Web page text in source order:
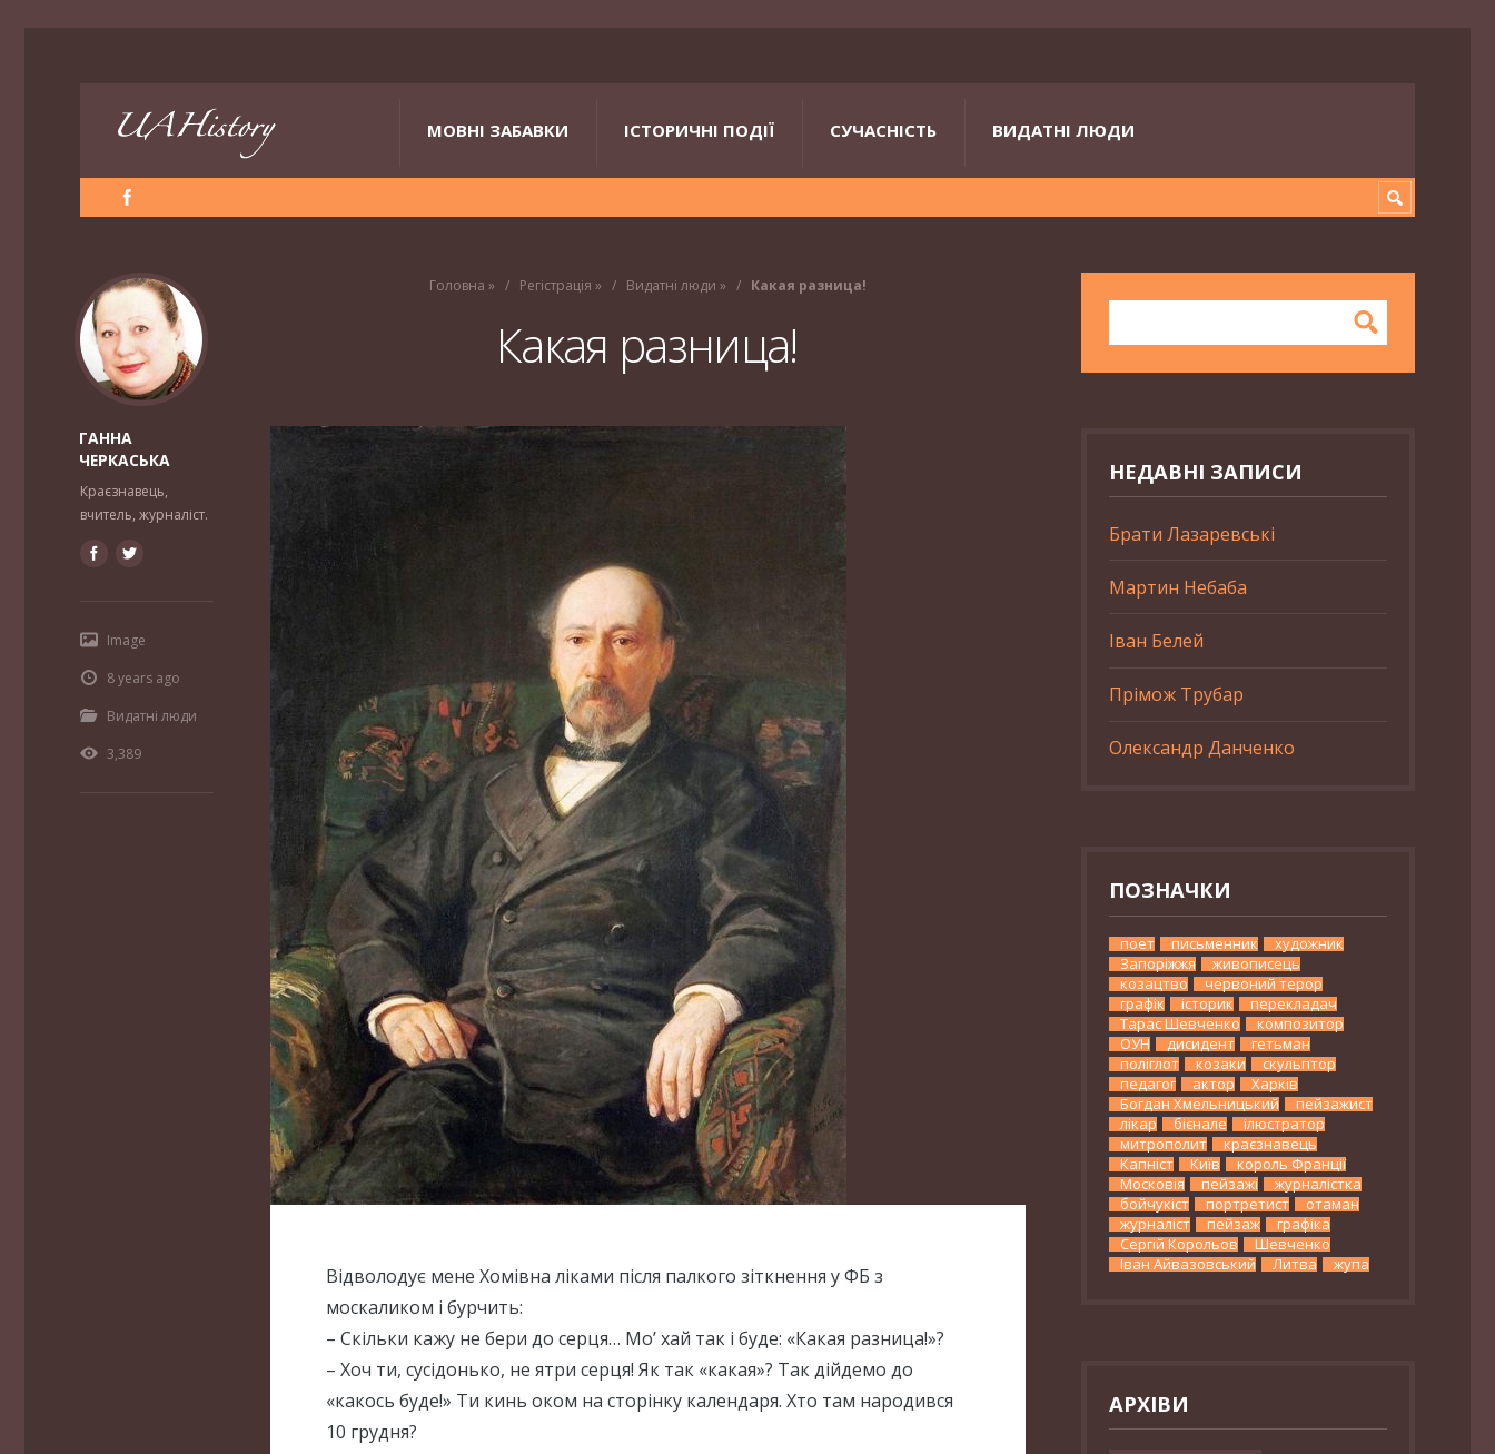
МОВНІ ЗАБАВКИ ІСТОРИЧНІ ПОДІЇ СУЧАСНІСТЬ ВИДАТНІ ЛЮДИ
Головна » Регістрація » Видатні люди » Какая разница!
Какая разница!
Відволодує мене Хомівна ліками після палкого зіткнення у ФБ з
москаликом і бурчить:
– Скільки кажу не бери до серця… Мо’ хай так і буде: «Какая разница!»?
– Хоч ти, сусідонько, не ятри серця! Як так «какая»? Так дійдемо до
«какось буде!» Ти кинь оком на сторінку календаря. Хто там народився
10 грудня?
ГАННА
ЧЕРКАСЬКА
Краєзнавець,
вчитель, журналіст.
Image
8 years ago
Видатні люди
3,389
НЕДАВНІ ЗАПИСИ
Брати Лазаревські
Мартин Небаба
Іван Белей
Прімож Трубар
Олександр Данченко
ПОЗНАЧКИ
поет письменник
художник
Запоріжжя
живописець
козацтво
червоний терор
графік
історик
перекладач
Тарас Шевченко
композитор
ОУН
дисидент
гетьман
поліглот
козаки
скульптор
педагог
актор
Харків
Богдан Хмельницький
пейзажист
лікар
бієнале
ілюстратор
митрополит
краєзнавець
Капніст
Київ
король Франції
Московія
пейзажі
журналістка
бойчукіст
портретист
отаман
журналіст
пейзаж
графіка
Сергій Корольов
Шевченко
Іван Айвазовський
Литва жупа
АРХІВИ